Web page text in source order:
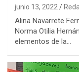
junio 13, 2022
Alina Navarrete
Norma Otilia
elementos de la…